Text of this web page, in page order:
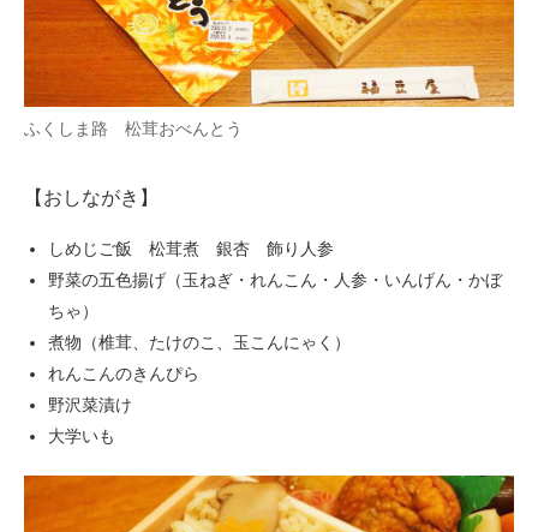
ふくしま路 松茸おべんとう
【おしながき】
しめじご飯 松茸煮 銀杏 飾り人参
野菜の五色揚げ（玉ねぎ・れんこん・人参・いんげん・かぼ
ちゃ）
煮物（椎茸、たけのこ、玉こんにゃく）
れんこんのきんぴら
野沢菜漬け
大学いも